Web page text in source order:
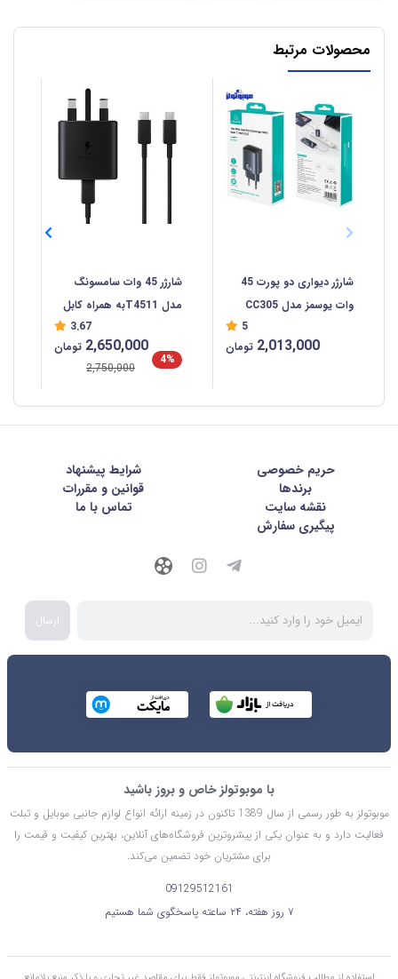
محصولات مرتبط
شارژر دیواری دو پورت 45
وات یوسمز مدل CC305
5
2,013,000 تومان
شارژر 45 وات سامسونگ
مدل T4511به همراه کابل
3.67
4%
2,650,000 تومان
2,750,000
حریم خصوصی
شرايط پيشنهاد
برندها
قوانین و مقررات
نقشه سایت
تماس با ما
پیگیری سفارش
ارسال
با موبوتولز خاص و بروز باشید
موبوتولز به طور رسمی از سال 1389 تاکنون در زمینه ارائه انواع لوازم جانبی موبایل و تبلت
فعالیت دارد و به عنوان یکی از پیشروترین فروشگاه‌های آنلاین، بهترین کیفیت و قیمت را
برای مشتریان خود تضمین می‌کند.
09129512161
۷ روز هفته، ۲۴ ساعته پاسخگوی شما هستیم